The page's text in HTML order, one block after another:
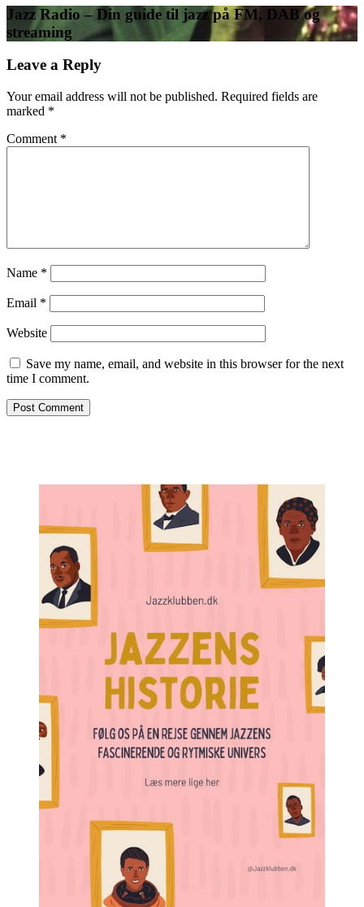
Jazz Radio – Din guide til jazz på FM, DAB og
streaming
Leave a Reply
Your email address will not be published. Required fields are
marked *
Comment *
Name *
Email *
Website
Save my name, email, and website in this browser for the next
time I comment.